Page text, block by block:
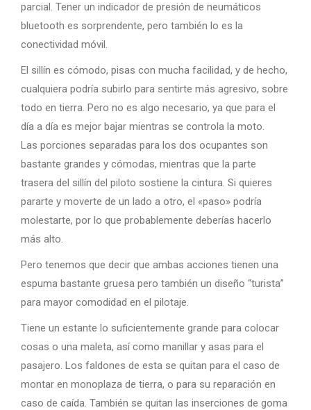
parcial. Tener un indicador de presión de neumáticos
bluetooth es sorprendente, pero también lo es la
conectividad móvil.
El sillín es cómodo, pisas con mucha facilidad, y de hecho,
cualquiera podría subirlo para sentirte más agresivo, sobre
todo en tierra. Pero no es algo necesario, ya que para el
día a día es mejor bajar mientras se controla la moto.
Las porciones separadas para los dos ocupantes son
bastante grandes y cómodas, mientras que la parte
trasera del sillín del piloto sostiene la cintura. Si quieres
pararte y moverte de un lado a otro, el «paso» podría
molestarte, por lo que probablemente deberías hacerlo
más alto.
Pero tenemos que decir que ambas acciones tienen una
espuma bastante gruesa pero también un diseño “turista”
para mayor comodidad en el pilotaje.
Tiene un estante lo suficientemente grande para colocar
cosas o una maleta, así como manillar y asas para el
pasajero. Los faldones de esta se quitan para el caso de
montar en monoplaza de tierra, o para su reparación en
caso de caída. También se quitan las inserciones de goma